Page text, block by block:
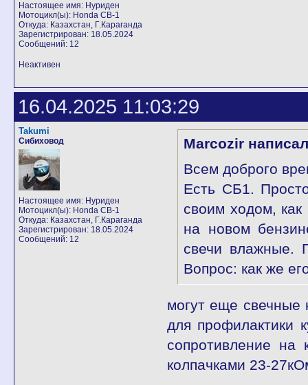
Настоящее имя: Нуриден
Мотоцикл(ы): Honda CB-1
Откуда: Казахстан, Г.Караганда
Зарегистрирован: 18.05.2024
Сообщений: 12
Неактивен
16.04.2025 11:03:29
Takumi
Сибиховод
Настоящее имя: Нуриден
Мотоцикл(ы): Honda CB-1
Откуда: Казахстан, Г.Караганда
Зарегистрирован: 18.05.2024
Сообщений: 12
Marcozir
Всем доброго
Есть СБ1.
своим ходом,
на новом
свечи влажные.
Вопрос: как же
могут еще свечные
для профилактики
сопротивление
колпачками 23-